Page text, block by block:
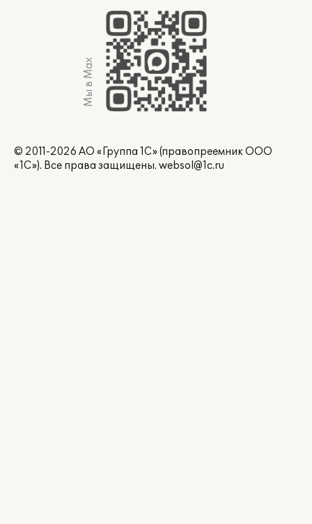
Мы в Max
© 2011-2026 АО «Группа 1С» (правопреемник ООО
«1С»). Все права защищены. websol@1c.ru